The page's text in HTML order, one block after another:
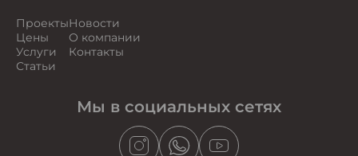
Проекты
Цены
Услуги
Статьи
Новости
О компании
Контакты
Мы в социальных сетях